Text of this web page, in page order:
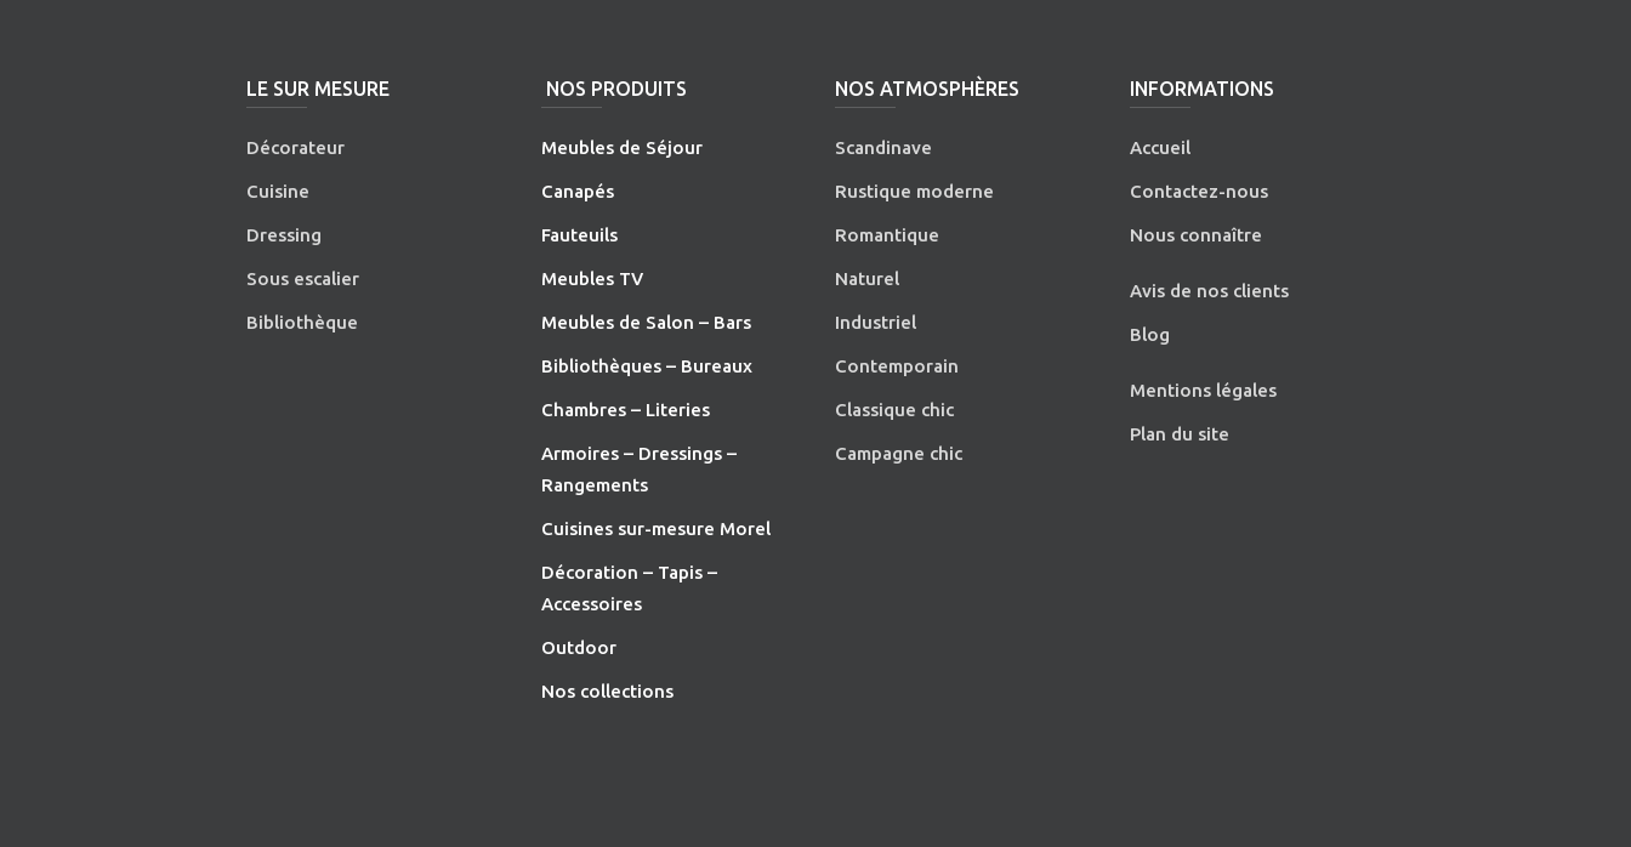
LE SUR MESURE
Décorateur
Cuisine
Dressing
Sous escalier
Bibliothèque
NOS PRODUITS
Meubles de Séjour
Canapés
Fauteuils
Meubles TV
Meubles de Salon – Bars
Bibliothèques – Bureaux
Chambres – Literies
Armoires – Dressings –
Rangements
Cuisines sur-mesure Morel
Décoration – Tapis –
Accessoires
Outdoor
Nos collections
NOS ATMOSPHÈRES
Scandinave
Rustique moderne
Romantique
Naturel
Industriel
Contemporain
Classique chic
Campagne chic
INFORMATIONS
Accueil
Contactez-nous
Nous connaître
Avis de nos clients
Blog
Mentions légales
Plan du site